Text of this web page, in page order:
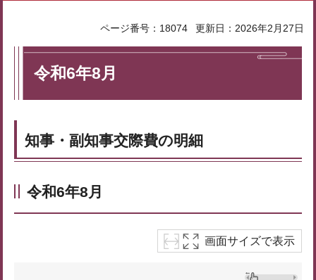
ページ番号：18074 更新日：2026年2月27日
令和6年8月
知事・副知事交際費の明細
令和6年8月
画面サイズで表示